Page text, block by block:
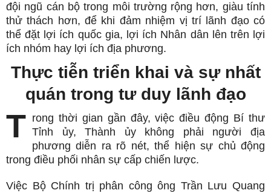
đội ngũ cán bộ trong môi trường rộng hơn, giàu tính
thử thách hơn, để khi đảm nhiệm vị trí lãnh đạo có
thể đặt lợi ích quốc gia, lợi ích Nhân dân lên trên lợi
ích nhóm hay lợi ích địa phương.
Thực tiễn triển khai và sự nhất
quán trong tư duy lãnh đạo
T rong thời gian gần đây, việc điều động Bí thư
Tỉnh ủy, Thành ủy không phải người địa
phương diễn ra rõ nét, thể hiện sự chủ động
trong điều phối nhân sự cấp chiến lược.
Việc Bộ Chính trị phân công ông Trần Lưu Quang